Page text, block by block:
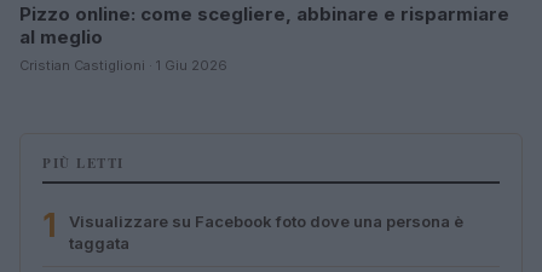
Pizzo online: come scegliere, abbinare e risparmiare
al meglio
Cristian Castiglioni · 1 Giu 2026
PIÙ LETTI
1
Visualizzare su Facebook foto dove una persona è
taggata